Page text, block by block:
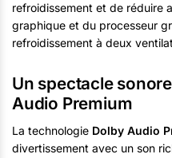
refroidissement et de réduire
graphique et du processeur
refroidissement à deux
Un spectacle
Audio Premium
La technologie Dolby Audio
divertissement avec un son